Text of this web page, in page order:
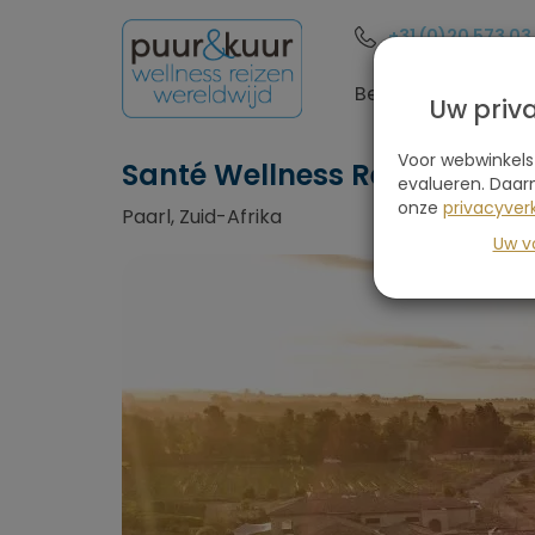
+31 (0)20 573
Bestemmingen
Santé Wellness Retreat &
Paarl, Zuid-Afrika
Uw
Voor
evalueren.
onze
Uw